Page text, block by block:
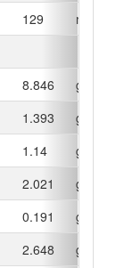
129
mg
8.846
g
1.393
g
1.14
g
2.021
g
0.191
g
2.648
g